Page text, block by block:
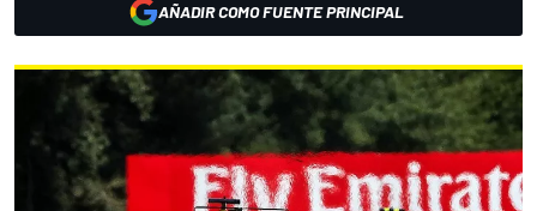
AÑADIR COMO FUENTE PRINCIPAL